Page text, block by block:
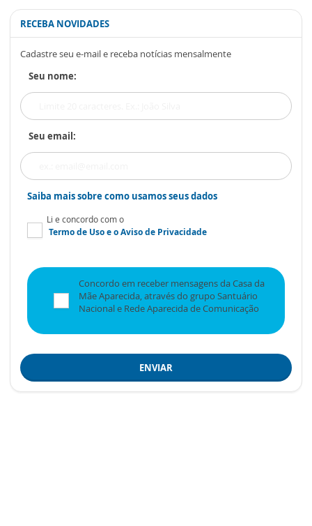
RECEBA NOVIDADES
Cadastre seu e-mail e receba notícias mensalmente
Seu nome:
Seu email:
Saiba mais sobre como usamos seus dados
Li e concordo com o
Termo de Usoe oAviso de Privacidade
Concordo em receber mensagens da Casa da
Mãe Aparecida, através do grupo Santuário
Nacional e Rede Aparecida de Comunicação
ENVIAR